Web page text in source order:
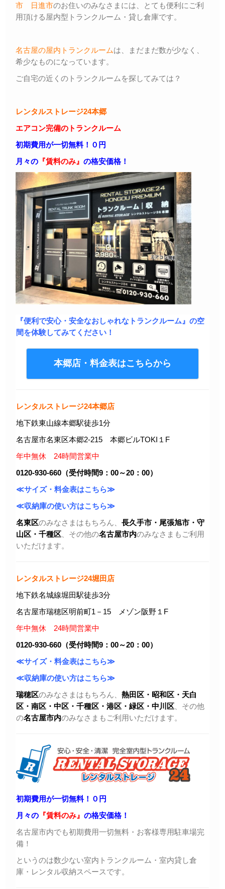
市 日進市のお住いのみなさまには、とても便利にご利
用頂ける屋内型トランクルーム・貸し倉庫です。
名古屋の屋内トランクルームは、まだまだ数が少なく、
希少なものになっています。
ご自宅の近くのトランクルームを探してみては？
レンタルストレージ24本郷
エアコン完備のトランクルーム
初期費用が一切無料！０円
月々の 『賃料のみ』 の格安価格！
『便利で安心・安全なおしゃれなトランクルーム』の空
間を体験してみてください！
本郷店・料金表はこちらから
レンタルストレージ24本郷店
地下鉄東山線本郷駅徒歩1分
名古屋市名東区本郷2-215 本郷ビルTOKI１F
年中無休 24時間営業中
0120-930-660（受付時間9：00～20：00）
≪サイズ・料金表はこちら≫
≪収納庫の使い方はこちら≫
名東区のみなさまはもちろん、 長久手市・尾張旭市 ・守
山区・千種区 、その他の名古屋市内のみなさまもご利用
いただけます。
レンタルストレージ24堀田店
地下鉄名城線堀田駅徒歩3分
名古屋市瑞穂区明前町1－15 メゾン阪野１F
年中無休 24時間営業中
0120-930-660（受付時間9：00～20：00）
≪サイズ・料金表はこちら≫
≪収納庫の使い方はこちら≫
瑞穂区のみなさまはもちろん、 熱田区・昭和区・天白
区・ 南区・中区・千種区・港区・緑区・中川区 、その他
の名古屋市内のみなさまもご利用いただけます。
初期費用が一切無料！０円
月々の 『賃料のみ』 の格安価格！
名古屋市内でも初期費用一切無料・お客様専用駐車場完
備！
というのは数少ない室内トランクルーム・室内貸し倉
庫・レンタル収納スペースです。